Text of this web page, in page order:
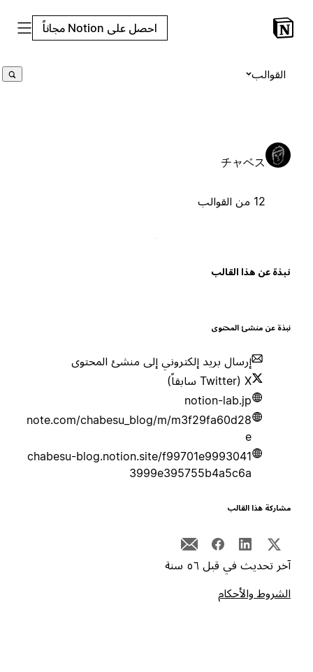
احصل على Notion مجاناً
القوالب
チャベス
عن هذا القالب
عن منشئ المحتوى
إرسال بريد إلكتروني إلى منشئ المحتوى
notion-lab.jp
note.com/chabesu_blog/m/m3f29fa60d28
chabesu-blog.notion.site/f99701e9993041
3999e395755b4a5c6a
هذا القالب
تحديث في قبل ٥٦ سنة
والأحكام